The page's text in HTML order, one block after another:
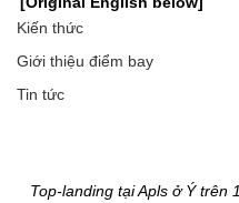
Kiến thức
Giới thiệu điểm bay
Tin tức
Top-landing tại Apls ở Ý trên